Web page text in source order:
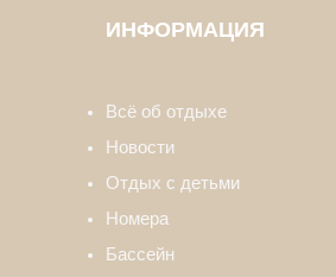
ИНФОРМАЦИЯ
Всё об отдыхе
Новости
Отдых с детьми
Номера
Бассейн